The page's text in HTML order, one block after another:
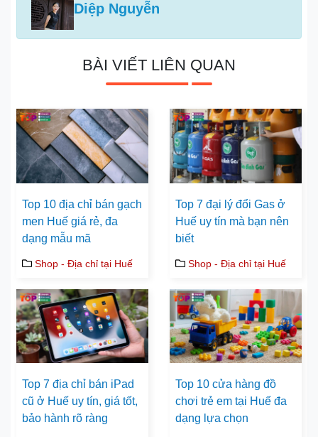
Diệp Nguyễn
BÀI VIẾT LIÊN QUAN
Top 10 địa chỉ bán gạch
men Huế giá rẻ, đa
dạng mẫu mã
Shop - Địa chỉ tại Huế
Top 7 đại lý đổi Gas ở
Huế uy tín mà bạn nên
biết
Shop - Địa chỉ tại Huế
Top 7 địa chỉ bán iPad
cũ ở Huế uy tín, giá tốt,
bảo hành rõ ràng
Top 10 cửa hàng đồ
chơi trẻ em tại Huế đa
dạng lựa chọn